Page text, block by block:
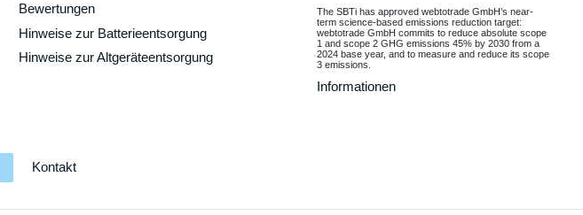
Bewertungen
Hinweise zur Batterieentsorgung
Hinweise zur Altgeräteentsorgung
The SBTi has approved webtotrade GmbH’s near-
term science-based emissions reduction target:
webtotrade GmbH commits to reduce absolute scope
1 and scope 2 GHG emissions 45% by 2030 from a
2024 base year, and to measure and reduce its scope
3 emissions.
Informationen
Kontakt